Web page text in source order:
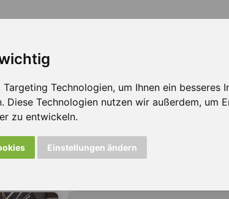
Technologien, um Ihnen ein
Diese Technologien nutzen wir außerdem, um
zu entwickeln.
Einstellungen ändern
nicht mehr verfügbar ...